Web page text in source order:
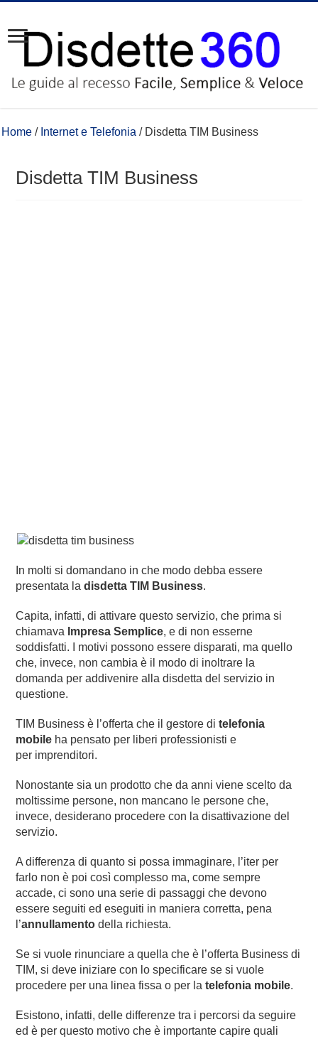
Home / Internet e Telefonia / Disdetta TIM Business
Disdetta TIM Business
In molti si domandano in che modo debba essere
presentata ladisdetta TIM Business.
Capita, infatti, di attivare questo servizio, che prima si
chiamava Impresa Semplice, e di non esserne
soddisfatti. I motivi possono essere disparati, ma quello
che, invece, non cambia è il modo di inoltrare la
domanda per addivenire alla disdetta del servizio in
questione.
TIM Business è l’offerta che il gestore ditelefonia
mobile ha pensato per liberi professionisti e
per imprenditori.
Nonostante sia un prodotto che da anni viene scelto da
moltissime persone, non mancano le persone che,
invece, desiderano procedere con la disattivazione del
servizio.
A differenza di quanto si possa immaginare, l’iter per
farlo non è poi così complesso ma, come sempre
accade, ci sono una serie di passaggi che devono
essere seguiti ed eseguiti in maniera corretta, pena
l’annullamento della richiesta.
Se si vuole rinunciare a quella che è l’offerta Business di
TIM, si deve iniziare con lo specificare se si vuole
procedere per una linea fissa o per latelefonia mobile.
Esistono, infatti, delle differenze tra i percorsi da seguire
ed è per questo motivo che è importante capire quali